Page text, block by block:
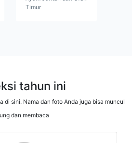
Timur
tahun ini
di sini. Nama dan foto Anda juga bisa muncul
dan membaca